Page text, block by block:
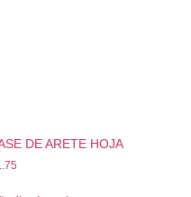
DE ARETE HOJA